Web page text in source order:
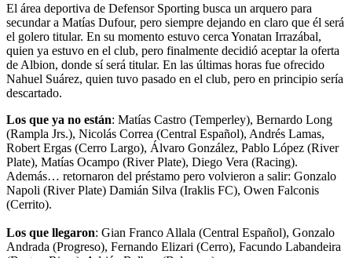
El área deportiva de Defensor Sporting busca un arquero para
secundar a Matías Dufour, pero siempre dejando en claro que él será
el golero titular. En su momento estuvo cerca Yonatan Irrazábal,
quien ya estuvo en el club, pero finalmente decidió aceptar la oferta
de Albion, donde sí será titular. En las últimas horas fue ofrecido
Nahuel Suárez, quien tuvo pasado en el club, pero en principio sería
descartado.
Los que ya no están: Matías Castro (Temperley), Bernardo Long
(Rampla Jrs.), Nicolás Correa (Central Español), Andrés Lamas,
Robert Ergas (Cerro Largo), Álvaro González, Pablo López (River
Plate), Matías Ocampo (River Plate), Diego Vera (Racing).
Además… retornaron del préstamo pero volvieron a salir: Gonzalo
Napoli (River Plate) Damián Silva (Iraklis FC), Owen Falconis
(Cerrito).
Los que llegaron: Gian Franco Allala (Central Español), Gonzalo
Andrada (Progreso), Fernando Elizari (Cerro), Facundo Labandeira